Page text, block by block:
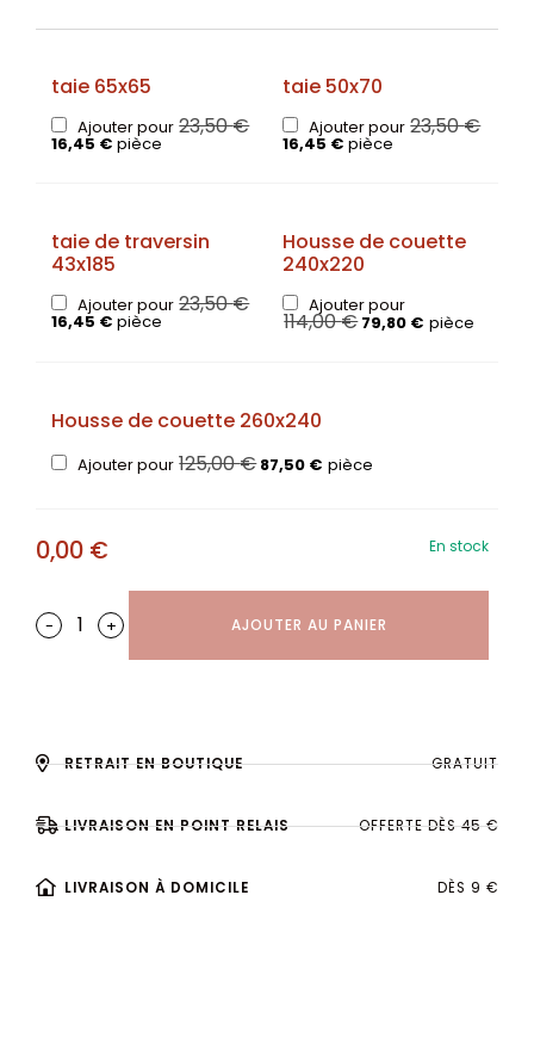
taie 65x65
Ajouter pour 23,50€
16,45 € pièce
taie 50x70
Ajouter pour 23,50€
16,45 € pièce
taie de traversin
43x185
Ajouter pour 23,50€
16,45 € pièce
Housse de couette
240x220
Ajouter pour
114,00€79,80 € pièce
Housse de couette 260x240
Ajouter pour 125,00€87,50 € pièce
0,00 € En stock
- + AJOUTER AU PANIER
RETRAIT EN BOUTIQUE GRATUIT
LIVRAISON EN POINT RELAIS OFFERTE DÈS 45 €
LIVRAISON À DOMICILE DÈS 9 €